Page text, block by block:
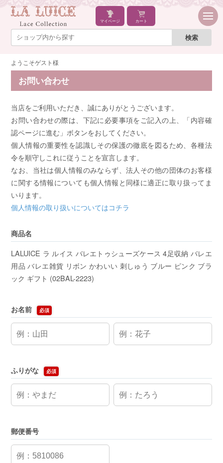
マイページ カート
ようこそゲスト様
お問い合わせ
当店をご利用いただき、誠にありがとうございます。
お問い合わせの際は、下記に必要事項をご記入の上、「内容確
認ページに進む」ボタンをおしてください。
個人情報の重要性を認識しその保護の徹底を図るため、各種法
令を順守しこれに従うことを宣言します。
なお、当社は個人情報のみならず、法人その他の団体のお客様
に関する情報についても個人情報と同様に適正に取り扱ってま
いります。
個人情報の取り扱いについてはコチラ
商品名
LALUICE ラ ルイス バレエトゥシューズケース 4足収納 バレエ
用品 バレエ雑貨 リボン かわいい 刺しゅう ブルー ピンク ブラ
ック ギフト (02BAL-2223)
お名前 必須
ふりがな 必須
郵便番号